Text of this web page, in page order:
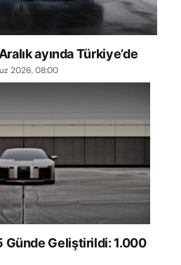
ayında Türkiye’de
2026, 08:00
Günde Geliştirildi: 1.000